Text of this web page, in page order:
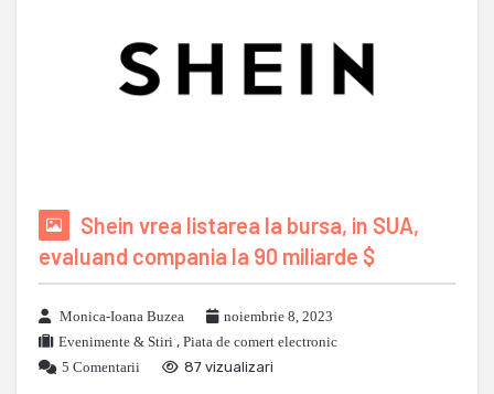
Shein vrea listarea la bursa, in SUA,
evaluand compania la 90 miliarde $
Monica-Ioana Buzea
noiembrie 8, 2023
Evenimente & Stiri , Piata de comert electronic
5 Comentarii
87 vizualizari